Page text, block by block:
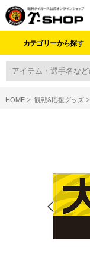
カテゴリーから探す
HOME 観戦&応援グッズ